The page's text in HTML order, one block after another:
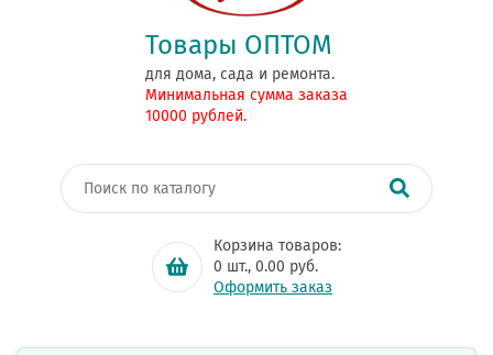
Товары ОПТОМ
для дома, сада и ремонта.
Минимальная сумма заказа
10000 рублей.
Корзина товаров:
0 шт., 0.00 руб.
Оформить заказ